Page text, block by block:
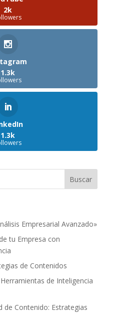
2k
1.3k
1.3k
Empresarial Avanzado»
tu Empresa con
de Contenidos
de Inteligencia
de Contenido: Estrategias